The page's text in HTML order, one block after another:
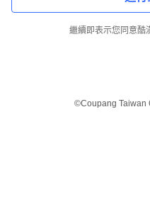
繼續即表示您同意酷
©Coupang Taiwan